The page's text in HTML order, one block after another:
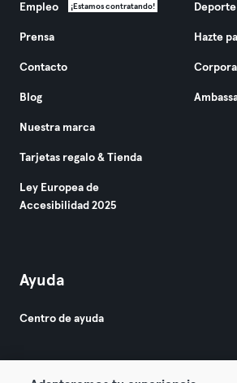
Empleo ¡Estamos contratando!
Prensa
Contacto
Blog
Nuestra marca
Tarjetas regalo & Tienda
Ley Europea de
Accesibilidad 2025
Hazte
Ayuda
Centro de ayuda